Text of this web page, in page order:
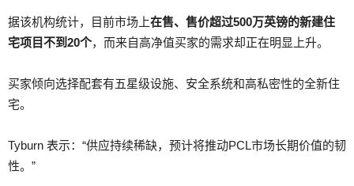
据该机构统计，目前市场上在售、售价超过500万英镑的新建住
宅项目不到20个，而来自高净值买家的需求却正在明显上升。
买家倾向选择配套有五星级设施、安全系统和高私密性的全新住
宅。
Tyburn 表示：“供应持续稀缺，预计将推动PCL市场长期价值的韧
性。”